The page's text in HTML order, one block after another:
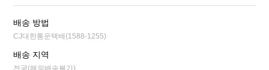
배송 방법
CJ대한통운택배(1588-1255)
배송 지역
전국(해외배송불가)